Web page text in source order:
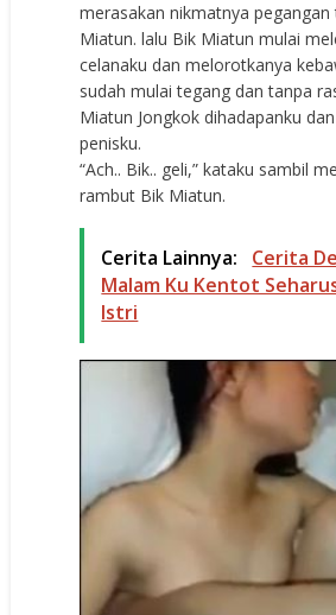
merasakan nikmatnya pegangan
Miatun. lalu Bik Miatun mulai
celanaku dan melorotkanya
sudah mulai tegang dan tanpa
Miatun Jongkok dihadapanku
penisku.
“Ach.. Bik.. geli,” kataku sambil
rambut Bik Miatun.
Cerita Lainnya:
Cerita
Malam Ku Kentot
Istri